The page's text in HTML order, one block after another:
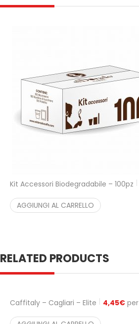
Kit Accessori Biodegradabile – 100pz
AGGIUNGI AL CARRELLO
RELATED PRODUCTS
Caffitaly – Cagliari – Elite 4,45€ per